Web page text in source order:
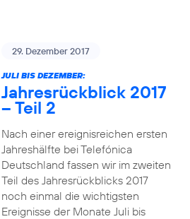
29. Dezember 2017
JULI BIS DEZEMBER:
Jahresrückblick 2017
– Teil 2
Nach einer ereignisreichen ersten
Jahreshälfte bei Telefónica
Deutschland fassen wir im zweiten
Teil des Jahresrückblicks 2017
noch einmal die wichtigsten
Ereignisse der Monate Juli bis